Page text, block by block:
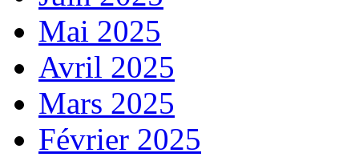
Mai 2025
Avril 2025
Mars 2025
Février 2025